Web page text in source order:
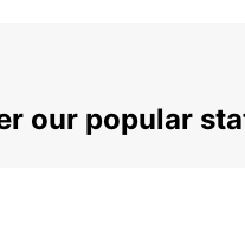
our popular